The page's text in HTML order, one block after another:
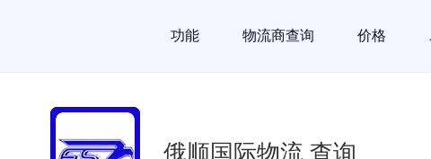
功能 物流商查询 价格
俄顺国际物流 查询